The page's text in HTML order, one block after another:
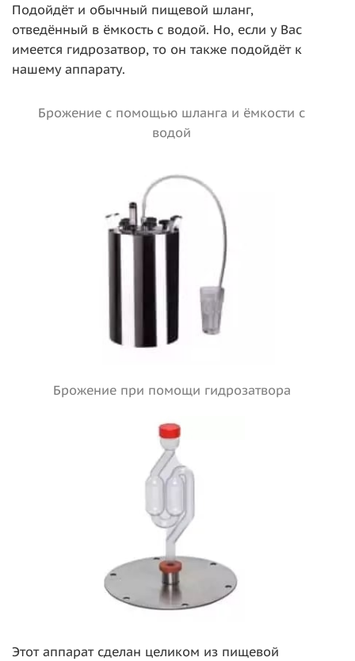
Подойдёт и обычный пищевой шланг,
отведённый в ёмкость с водой. Но, если у Вас
имеется гидрозатвор, то он также подойдёт к
нашему аппарату.
Брожение с помощью шланга и ёмкости с
водой
Брожение при помощи гидрозатвора
Этот аппарат сделан целиком из пищевой